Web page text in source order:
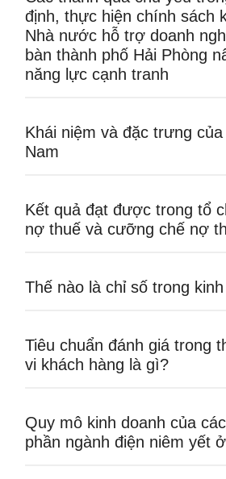
định, thực hiện chính sách
Nhà nước hỗ trợ doanh
bàn thành phố Hải Phòng
năng lực cạnh tranh
Khái niệm và đặc trưng
Nam
Kết quả đạt được trong tổ
nợ thuế và cưỡng chế nợ
Thế nào là chỉ số trong
Tiêu chuẩn đánh giá trong
vi khách hàng là gì?
Quy mô kinh doanh của
phần ngành điện niêm yết